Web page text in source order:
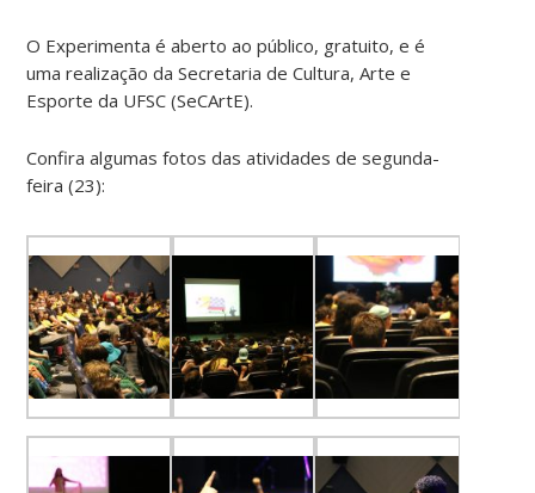
O Experimenta é aberto ao público, gratuito, e é
uma realização da Secretaria de Cultura, Arte e
Esporte da UFSC (SeCArtE).
Confira algumas fotos das atividades de segunda-
feira (23):